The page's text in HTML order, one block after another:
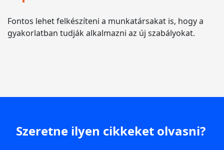
Fontos lehet felkészíteni a munkatársakat is, hogy a
gyakorlatban tudják alkalmazni az új szabályokat.
Szeretne ilyen cikkeket olvasni?